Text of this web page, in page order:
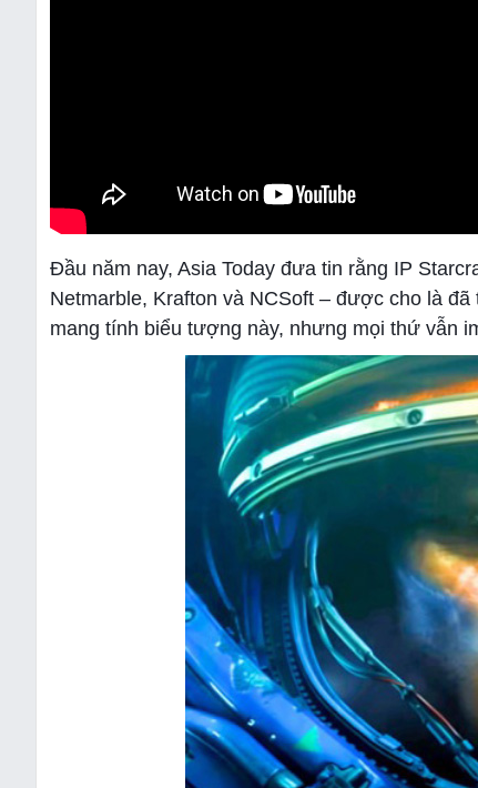
Đầu năm nay, Asia Today đưa tin rằng IP
Netmarble, Krafton và NCSoft – được cho là
mang tính biểu tượng này, nhưng mọi thứ vẫn